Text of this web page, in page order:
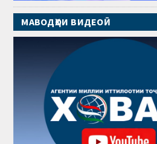
МАВОДҲОИ ВИДЕОӢ